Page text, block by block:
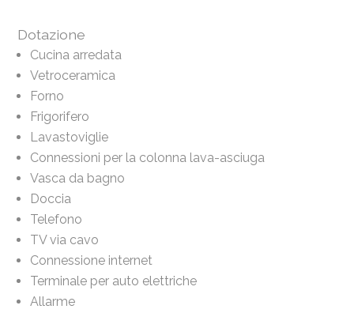
Dotazione
Cucina arredata
Vetroceramica
Forno
Frigorifero
Lavastoviglie
Connessioni per la colonna lava-asciuga
Vasca da bagno
Doccia
Telefono
TV via cavo
Connessione internet
Terminale per auto elettriche
Allarme